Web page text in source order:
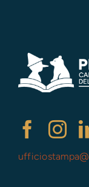
ufficiostampa@